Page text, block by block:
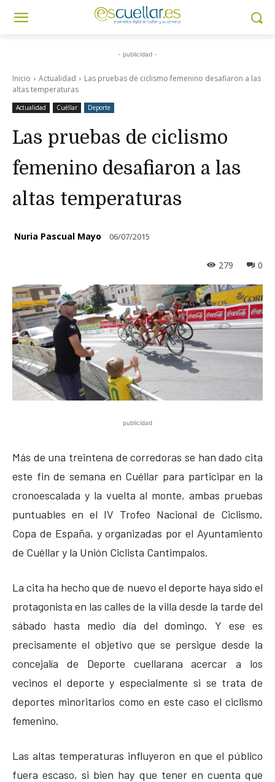
- publicidad -
Inicio Actualidad
Las pruebas de ciclismo femenino desafiaron a las
altas temperaturas
Actualidad Cuéllar Deporte
Las pruebas de ciclismo
femenino desafiaron a las
altas temperaturas
Nuria Pascual Mayo 06/07/2015
0
279
publicidad
Más de una treintena de corredoras se han dado cita
este fin de semana en Cuéllar para participar en la
cronoescalada y la vuelta al monte, ambas pruebas
puntuables en el IV Trofeo Nacional de Ciclismo,
Copa de España, y organizadas por el Ayuntamiento
de Cuéllar y la Unión Ciclista Cantimpalos.
La cita ha hecho que de nuevo el deporte haya sido el
protagonista en las calles de la villa desde la tarde del
sábado hasta medio día del domingo. Y ese es
precisamente el objetivo que se persigue desde la
concejalía de Deporte cuellarana acercar a los
vecinos el deporte y especialmente si se trata de
deportes minoritarios como en este caso el ciclismo
femenino.
Las altas temperaturas influyeron en que el público
fuera escaso, si bien hay que tener en cuenta que